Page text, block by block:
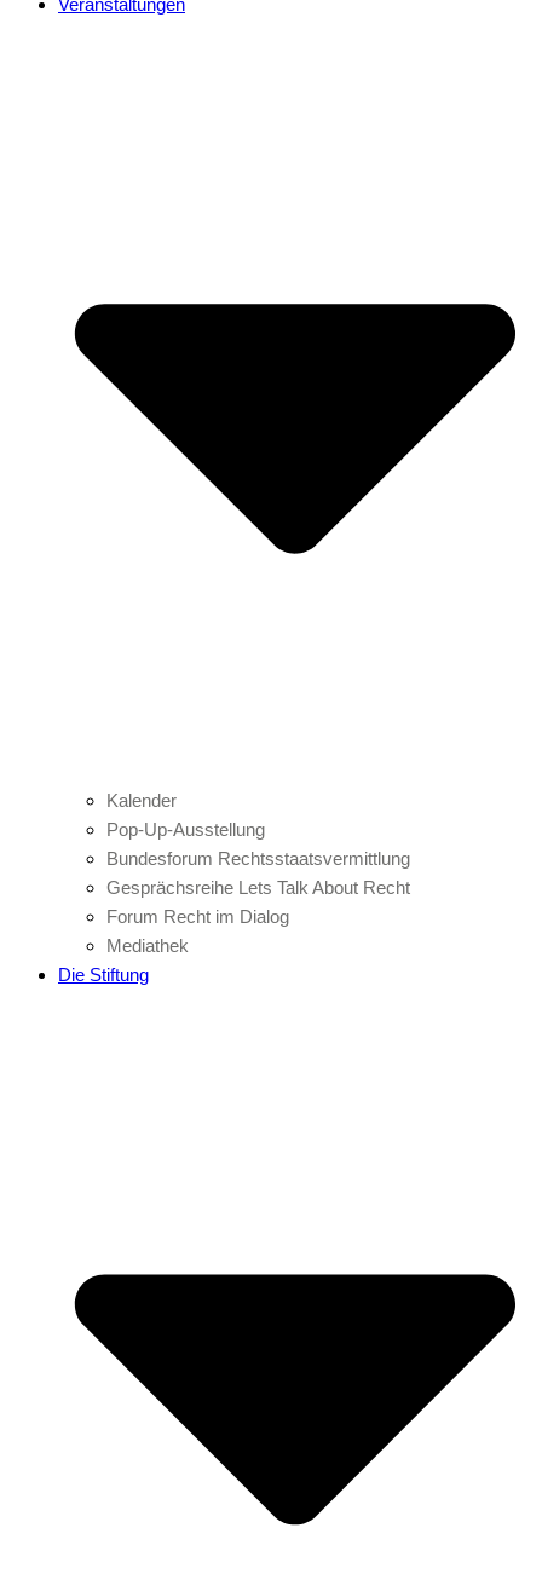
Veranstaltungen
Kalender
Pop-Up-Ausstellung
Bundesforum Rechtsstaatsvermittlung
Gesprächsreihe Lets Talk About Recht
Forum Recht im Dialog
Mediathek
Die Stiftung